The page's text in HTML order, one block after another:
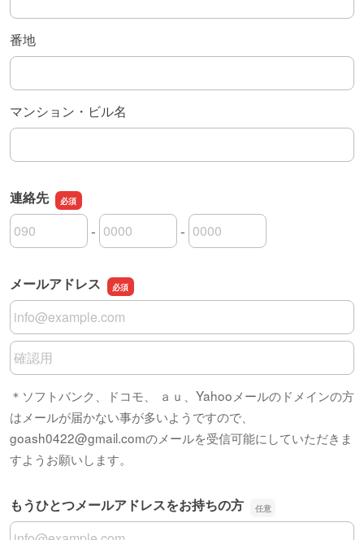
番地
マンション・ビル名
連絡先
連絡先の市外局番
-
連絡先の市内局番 -
連絡先の加入者番号
メールアドレス
メールアドレス
メールアドレスの確認用
＊ソフトバンク、ドコモ、 ａｕ、Yahooメールのドメインの方
はメールが届かない事が多いようですので、
goash0422@gmail.comのメールを受信可能にしていただきま
すようお願いします。
もうひとつメールアドレスをお持ちの方
もうひとつメールアドレスをお持ちの方